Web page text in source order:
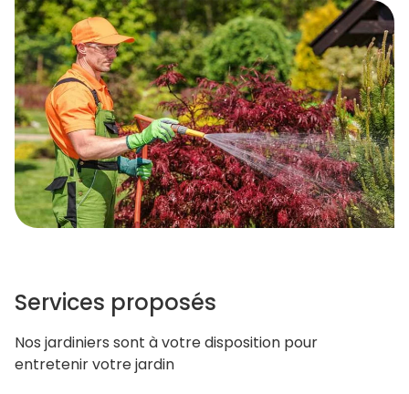
Services proposés
Nos jardiniers sont à votre disposition pour
entretenir votre jardin